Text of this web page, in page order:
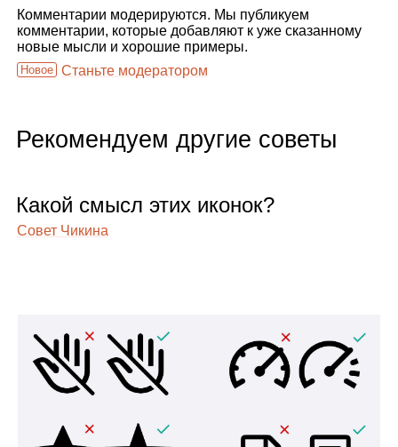
Комментарии модерируются. Мы публикуем
комментарии, которые добавляют к уже сказанному
новые мысли и хорошие примеры.
Новое Станьте модератором
Рекомендуем другие советы
Какой смысл этих ико­нок?
Совет Чикина